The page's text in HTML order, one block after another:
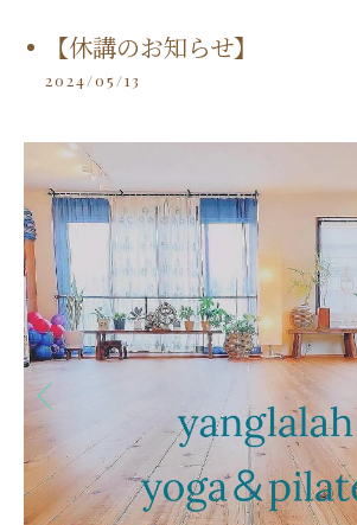
【休講のお知らせ】
2024/05/13